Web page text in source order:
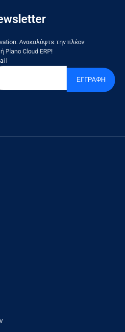
Ανακαλύψτε την πλέον
Plano Cloud ERP!
ΕΓΓΡΑΦΗ